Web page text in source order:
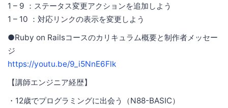
1 – 9 ：ステータス変更アクションを追加しよう
1 – 10 ：対応リンクの表示を変更しよう
●Ruby on Railsコースのカリキュラム概要と制作者メッセー
ジ
https://youtu.be/9_i5NnE6Flk
【講師エンジニア経歴】
・12歳でプログラミングに出会う（N88-BASIC）